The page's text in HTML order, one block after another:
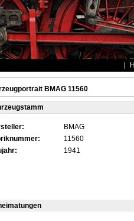
BMAG 11560
BMAG
11560
1941